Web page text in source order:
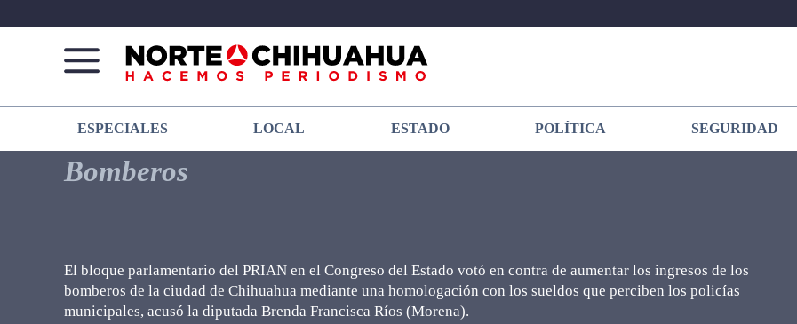
Norte
De
Chihuahua
Más
que
noticias,
hacemos periodismo
ESPECIALES LOCAL ESTADO POLÍTICA SEGURIDAD
Bomberos
El bloque parlamentario del PRIAN en el Congreso del Estado votó en contra de aumentar los ingresos de los
bomberos de la ciudad de Chihuahua mediante una homologación con los sueldos que perciben los policías
municipales, acusó la diputada Brenda Francisca Ríos (Morena).